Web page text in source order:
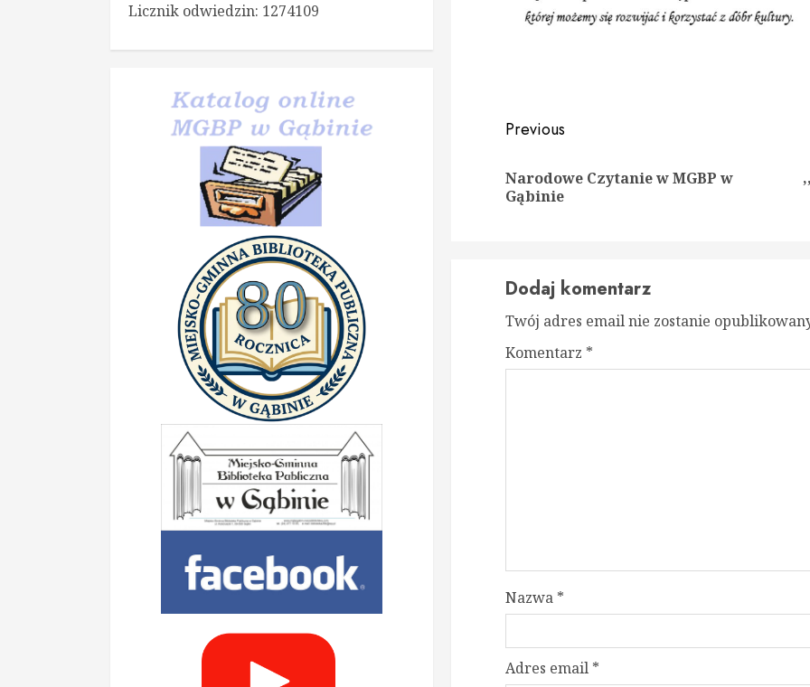
Continue
Reading
Previous
Narodowe Czytanie w MGBP w
Gąbinie
Dodaj komentarz
Twój adres email nie zostanie
Komentarz *
Nazwa *
Adres email *
Licznik odwiedzin: 1274109